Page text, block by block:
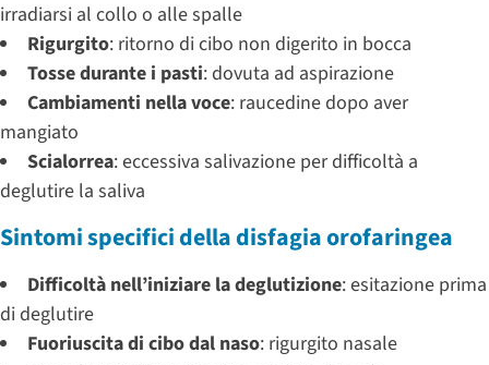
irradiarsi al collo o alle spalle
Rigurgito: ritorno di cibo non digerito in bocca
Tosse durante i pasti: dovuta ad aspirazione
Cambiamenti nella voce: raucedine dopo aver
mangiato
Scialorrea: eccessiva salivazione per difficoltà a
deglutire la saliva
Sintomi specifici della disfagia orofaringea
Difficoltà nell’iniziare la deglutizione: esitazione prima
di deglutire
Fuoriuscita di cibo dal naso: rigurgito nasale